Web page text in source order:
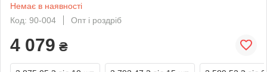
Немає в наявності
Код: 90-004
Опт і роздріб
4 079 ₴